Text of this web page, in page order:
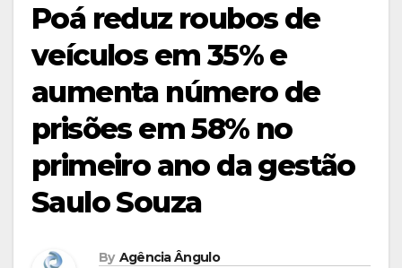
Poá reduz roubos de
veículos em 35% e
aumenta número de
prisões em 58% no
primeiro ano da gestão
Saulo Souza
By Agência Ângulo